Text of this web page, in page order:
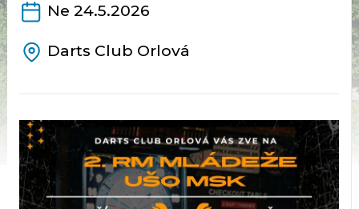
Ne 24.5.2026
Darts Club Orlová